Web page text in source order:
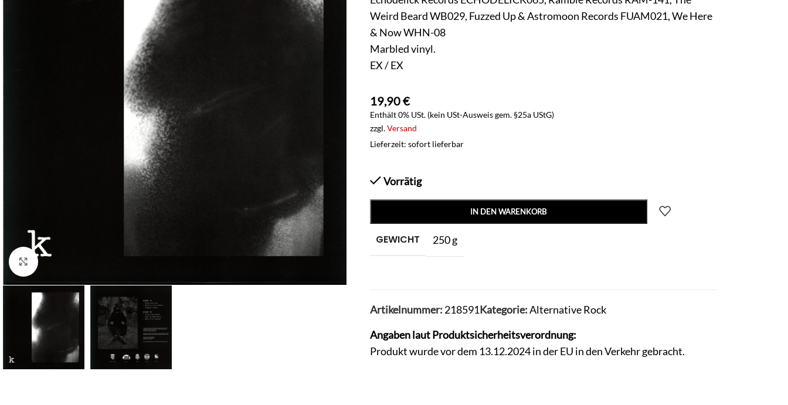
Weird Beard WB029, Fuzzed Up & Astromoon Records FUAM021, We Here
& Now WHN-08
Marbled vinyl.
EX / EX
19,90€
Enthält 0% USt. (kein USt-Ausweis gem. §25a UStG)
zzgl.Versand
Lieferzeit: sofort lieferbar
Vorrätig
IN DEN WARENKORB
GEWICHT 250 g
Artikelnummer: 218591Kategorie:Alternative Rock
Angaben laut Produktsicherheitsverordnung:
Produkt wurde vor dem 13.12.2024 in der EU in den Verkehr gebracht.